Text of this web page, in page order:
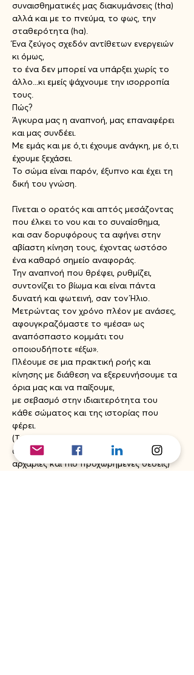
συναισθηματικές μας διακυμάνσεις (tha)
αλλά και με το πνεύμα, το φως, την
σταθερότητα (ha).
Ένα ζεύγος σχεδόν αντίθετων ενεργειών
κι όμως,
το ένα δεν μπορεί να υπάρξει χωρίς το
άλλο...κι εμείς ψάχνουμε την ισορροπία
τους.
Πώς?
Άγκυρα μας η αναπνοή, μας επαναφέρει
και μας συνδέει.
Με εμάς και με ό,τι έχουμε ανάγκη, με ό,τι
έχουμε ξεχάσει.
Το σώμα είναι παρόν, έξυπνο και έχει τη
δική του γνώση.
Γίνεται ο ορατός και απτός μεσάζοντας
που έλκει το νου και το συναίσθημα,
και σαν δορυφόρους τα αφήνει στην
αβίαστη κίνηση τους, έχοντας ωστόσο
ένα καθαρό σημείο αναφοράς.
Την αναπνοή που θρέφει, ρυθμίζει,
συντονίζει το βίωμα και είναι πάντα
δυνατή και φωτεινή, σαν τον Ήλιο.
Μετρώντας τον χρόνο πλέον με ανάσες,
αφουγκραζόμαστε το «μέσα» ως
αναπόσπαστο κομμάτι του
οποιουδήποτε «έξω».
Πλέουμε σε μια πρακτική ροής και
κίνησης με διάθεση να εξερευνήσουμε τα
όρια μας και να παίξουμε,
με σεβασμό στην ιδιαιτερότητα του
κάθε σώματος και της ιστορίας που
φέρει.
(Το μάθημα είναι μεσαίου επιπέδου,
ωστόσο δίνονται παραλλαγές για πιο
αρχάριες και πιο προχωρημένες θέσεις)